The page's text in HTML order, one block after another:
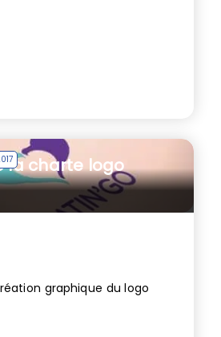
la charte logo
graphique du logo